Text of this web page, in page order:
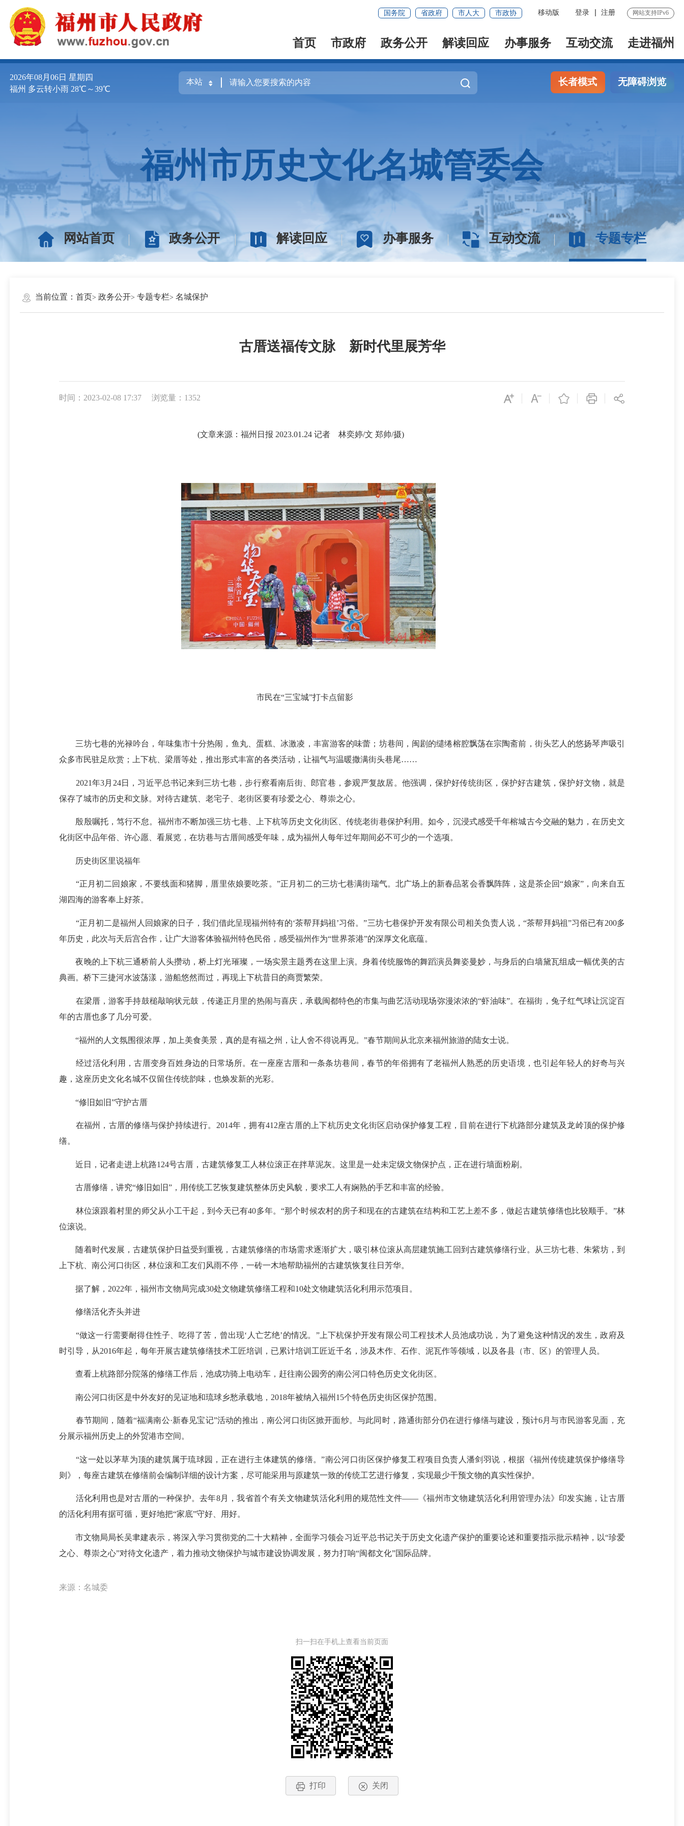
国务院 省政府 市人大 市政协 移动版 登录 注册 网站支持IPv6
首页 市政府 政务公开 解读回应 办事服务 互动交流 走进福州
2026年08月06日 星期四
福州 多云转小雨 28℃～39℃
长者模式 无障碍浏览
福州市历史文化名城管委会
网站首页 政务公开 解读回应 办事服务 互动交流 专题专栏
当前位置：首页 政务公开 专题专栏 名城保护
古厝送福传文脉 新时代里展芳华
时间：2023-02-08 17:37 浏览量：1352
(文章来源：福州日报 2023.01.24 记者 林奕婷/文 郑帅/摄)
市民在“三宝城”打卡点留影
三坊七巷的光禄吟台，年味集市十分热闹，鱼丸、蛋糕、冰激凌，丰富游客的味蕾；坊巷间，闽剧的缱绻榕腔飘荡在宗陶斋前，街头艺人的悠扬琴声吸引
众多市民驻足欣赏；上下杭、梁厝等处，推出形式丰富的各类活动，让福气与温暖撒满街头巷尾……
2021年3月24日，习近平总书记来到三坊七巷，步行察看南后街、郎官巷，参观严复故居。他强调，保护好传统街区，保护好古建筑，保护好文物，就是
保存了城市的历史和文脉。对待古建筑、老宅子、老街区要有珍爱之心、尊崇之心。
殷殷嘱托，笃行不怠。福州市不断加强三坊七巷、上下杭等历史文化街区、传统老街巷保护利用。如今，沉浸式感受千年榕城古今交融的魅力，在历史文
化街区中品年俗、许心愿、看展览，在坊巷与古厝间感受年味，成为福州人每年过年期间必不可少的一个选项。
历史街区里说福年
“正月初二回娘家，不要线面和猪脚，厝里依娘要吃茶。”正月初二的三坊七巷满街瑞气。北广场上的新春品茗会香飘阵阵，这是茶企回“娘家”，向来自五
湖四海的游客奉上好茶。
“正月初二是福州人回娘家的日子，我们借此呈现福州特有的‘茶帮拜妈祖’习俗。”三坊七巷保护开发有限公司相关负责人说，“茶帮拜妈祖”习俗已有200多
年历史，此次与天后宫合作，让广大游客体验福州特色民俗，感受福州作为“世界茶港”的深厚文化底蕴。
夜晚的上下杭三通桥前人头攒动，桥上灯光璀璨，一场实景主题秀在这里上演。身着传统服饰的舞蹈演员舞姿曼妙，与身后的白墙黛瓦组成一幅优美的古
典画。桥下三捷河水波荡漾，游船悠然而过，再现上下杭昔日的商贾繁荣。
在梁厝，游客手持鼓槌敲响状元鼓，传递正月里的热闹与喜庆，承载闽都特色的市集与曲艺活动现场弥漫浓浓的“虾油味”。在福街，兔子红气球让沉淀百
年的古厝也多了几分可爱。
“福州的人文氛围很浓厚，加上美食美景，真的是有福之州，让人舍不得说再见。”春节期间从北京来福州旅游的陆女士说。
经过活化利用，古厝变身百姓身边的日常场所。在一座座古厝和一条条坊巷间，春节的年俗拥有了老福州人熟悉的历史语境，也引起年轻人的好奇与兴
趣，这座历史文化名城不仅留住传统韵味，也焕发新的光彩。
“修旧如旧”守护古厝
在福州，古厝的修缮与保护持续进行。2014年，拥有412座古厝的上下杭历史文化街区启动保护修复工程，目前在进行下杭路部分建筑及龙岭顶的保护修
缮。
近日，记者走进上杭路124号古厝，古建筑修复工人林位滚正在拌草泥灰。这里是一处未定级文物保护点，正在进行墙面粉刷。
古厝修缮，讲究“修旧如旧”，用传统工艺恢复建筑整体历史风貌，要求工人有娴熟的手艺和丰富的经验。
林位滚跟着村里的师父从小工干起，到今天已有40多年。“那个时候农村的房子和现在的古建筑在结构和工艺上差不多，做起古建筑修缮也比较顺手。”林
位滚说。
随着时代发展，古建筑保护日益受到重视，古建筑修缮的市场需求逐渐扩大，吸引林位滚从高层建筑施工回到古建筑修缮行业。从三坊七巷、朱紫坊，到
上下杭、南公河口街区，林位滚和工友们风雨不停，一砖一木地帮助福州的古建筑恢复往日芳华。
据了解，2022年，福州市文物局完成30处文物建筑修缮工程和10处文物建筑活化利用示范项目。
修缮活化齐头并进
“做这一行需要耐得住性子、吃得了苦，曾出现‘人亡艺绝’的情况。”上下杭保护开发有限公司工程技术人员池成功说，为了避免这种情况的发生，政府及
时引导，从2016年起，每年开展古建筑修缮技术工匠培训，已累计培训工匠近千名，涉及木作、石作、泥瓦作等领域，以及各县（市、区）的管理人员。
查看上杭路部分院落的修缮工作后，池成功骑上电动车，赶往南公园旁的南公河口特色历史文化街区。
南公河口街区是中外友好的见证地和琉球乡愁承载地，2018年被纳入福州15个特色历史街区保护范围。
春节期间，随着“福满南公·新春见宝记”活动的推出，南公河口街区掀开面纱。与此同时，路通街部分仍在进行修缮与建设，预计6月与市民游客见面，充
分展示福州历史上的外贸港市空间。
“这一处以茅草为顶的建筑属于琉球园，正在进行主体建筑的修缮。”南公河口街区保护修复工程项目负责人潘剑羽说，根据《福州传统建筑保护修缮导
则》，每座古建筑在修缮前会编制详细的设计方案，尽可能采用与原建筑一致的传统工艺进行修复，实现最少干预文物的真实性保护。
活化利用也是对古厝的一种保护。去年8月，我省首个有关文物建筑活化利用的规范性文件——《福州市文物建筑活化利用管理办法》印发实施，让古厝
的活化利用有据可循，更好地把“家底”守好、用好。
市文物局局长吴聿建表示，将深入学习贯彻党的二十大精神，全面学习领会习近平总书记关于历史文化遗产保护的重要论述和重要指示批示精神，以“珍爱
之心、尊崇之心”对待文化遗产，着力推动文物保护与城市建设协调发展，努力打响“闽都文化”国际品牌。
来源：名城委
扫一扫在手机上查看当前页面
打印 关闭